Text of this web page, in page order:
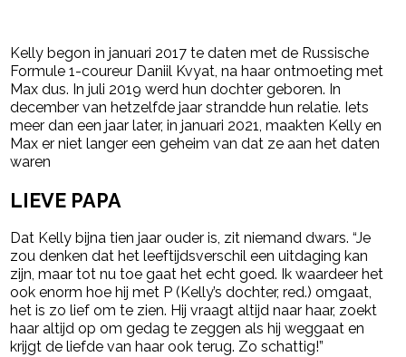
Kelly begon in januari 2017 te daten met de Russische
Formule 1-coureur Daniil Kvyat, na haar ontmoeting met
Max dus. In juli 2019 werd hun dochter geboren. In
december van hetzelfde jaar strandde hun relatie. Iets
meer dan een jaar later, in januari 2021, maakten Kelly en
Max er niet langer een geheim van dat ze aan het daten
waren
LIEVE PAPA
Dat Kelly bijna tien jaar ouder is, zit niemand dwars. “Je
zou denken dat het leeftijdsverschil een uitdaging kan
zijn, maar tot nu toe gaat het echt goed. Ik waardeer het
ook enorm hoe hij met P (Kelly’s dochter, red.) omgaat,
het is zo lief om te zien. Hij vraagt altijd naar haar, zoekt
haar altijd op om gedag te zeggen als hij weggaat en
krijgt de liefde van haar ook terug. Zo schattig!”